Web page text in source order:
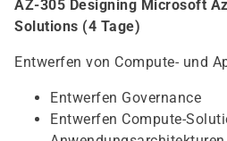
AZ-305 Designing Microsoft
Solutions (4 Tage)
Entwerfen von Compute- und
Entwerfen Governance
Entwerfen Compute-